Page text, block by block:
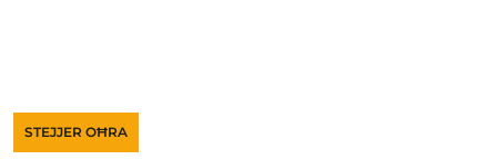
STEJJER OĦRA